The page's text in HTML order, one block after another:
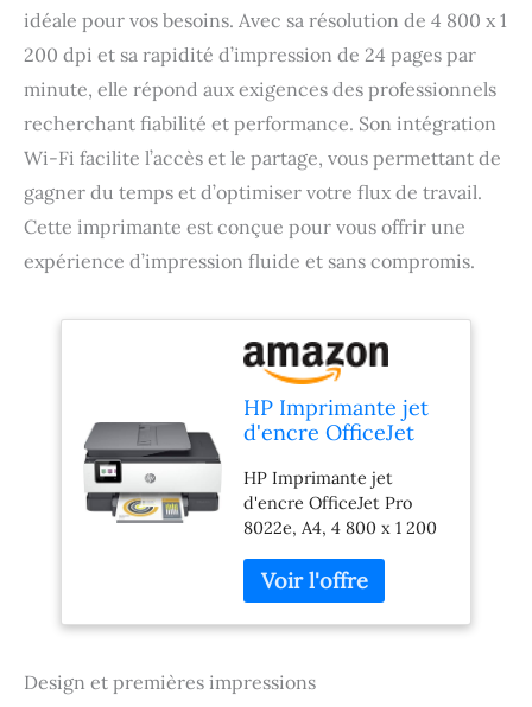
idéale pour vos besoins. Avec sa résolution de 4 800 x 1
200 dpi et sa rapidité d’impression de 24 pages par
minute, elle répond aux exigences des professionnels
recherchant fiabilité et performance. Son intégration
Wi-Fi facilite l’accès et le partage, vous permettant de
gagner du temps et d’optimiser votre flux de travail.
Cette imprimante est conçue pour vous offrir une
expérience d’impression fluide et sans compromis.
HP Imprimante jet
d'encre OfficeJet
800 x 1 200 dpi, 24
ppm, Wi-Fi
HP Imprimante jet
d'encre OfficeJet Pro
8022e, A4, 4 800 x 1 200
Design et premières impressions